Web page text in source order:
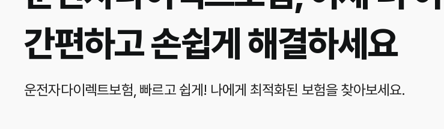
간편하고 손쉽게 해결하세요
운전자다이렉트보험, 빠르고 쉽게! 나에게 최적화된 보험을 찾아보세요.